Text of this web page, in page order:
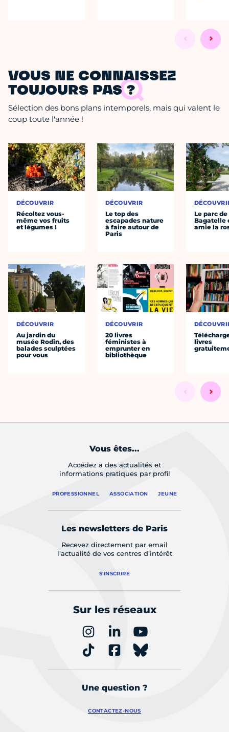
VOUS NE CONNAISSEZ
TOUJOURS PAS ?
Sélection des bons plans intemporels, mais qui valent le
coup toute l'année !
DÉCOUVRIR
Récoltez vous-
même vos fruits
et légumes !
DÉCOUVRIR
Au jardin du
musée Rodin, des
balades sculptées
pour vous
DÉCOUVRIR
Le top des
escapades nature
à faire autour de
Paris
DÉCOUVRIR
20 livres
féministes à
emprunter en
bibliothèque
Le parc de
Bagatelle
amie la
livres
Vous êtes...
Accédez à des actualités et
informations pratiques par profil
PROFESSIONNEL ASSOCIATION JEUNE
Les newsletters de Paris
Recevez directement par email
l'actualité de vos centres d'intérêt
S'INSCRIRE
Sur les réseaux
Une question ?
CONTACTEZ-NOUS